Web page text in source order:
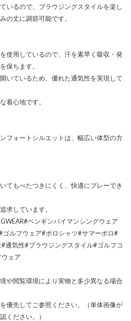
いるので、ブラウジングスタイルを楽し
の丈に調節可能です。
使用しているので、汗を素早く吸収・発
保ちます。
いているため、優れた通気性を実現して
着心地です。
フォートシルエットは、幅広い体型の方
てもべたつきにくく、快適にプレーでき
求しています。
ペンギンバイマンシングウェア
ゴルフウェア#ポロシャツ#サマーポロ#
通気性#ブラウジングスタイル#ゴルフコ
ェア
や閲覧環境により実物と多少異なる場合
優先してご参照ください。（単体画像が
ください。）